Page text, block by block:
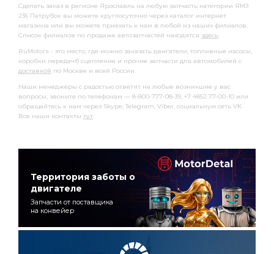
Сделать заказ в регионе Ярославль на любую запчасть категории ЯМЗ
236 Патрубок вы можете круглосуточно через каталог интернет
магазина или вы можете приехать к нам в любой из наших филиалов.
Список филиалов по продаже автозапчастей находятся здесь.
RuMotors - это место, где можно заказать двигатели, топливные насосы,
коробки передачб сцепление и прочие запчасти для автомобилей с
доставкой по Москве и всей России.
Наши менеджеры с радостью ответят на любые возникшие у вас
вопросы, звоните по телефонам — 8-800-777-08-39, +7 4852 77-00-10 или
обращайтесь к нам через Skype, Telegram, Viber, социальную сеть VK.
Все наши контакты тут.
Территория заботы о
двигателе
Запчасти от поставщика
на конвейер